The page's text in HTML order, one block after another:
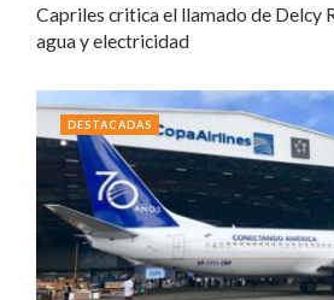
Capriles critica el llamado de Delcy
agua y electricidad
DESTACADAS